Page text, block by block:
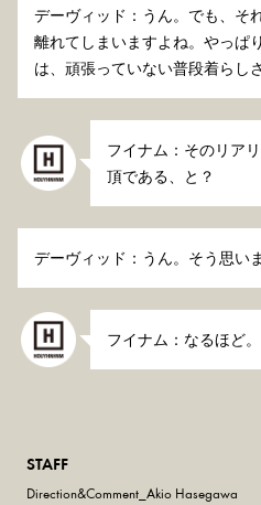
デーヴィッド：うん。でも、そ
離れてしまいますよね。やっぱ
は、頑張っていない普段着らし
フイナム：そのリア
頂である、と？
デーヴィッド：うん。そう思いま
フイナム：なるほど
STAFF
Direction&Comment_Akio Hasegawa